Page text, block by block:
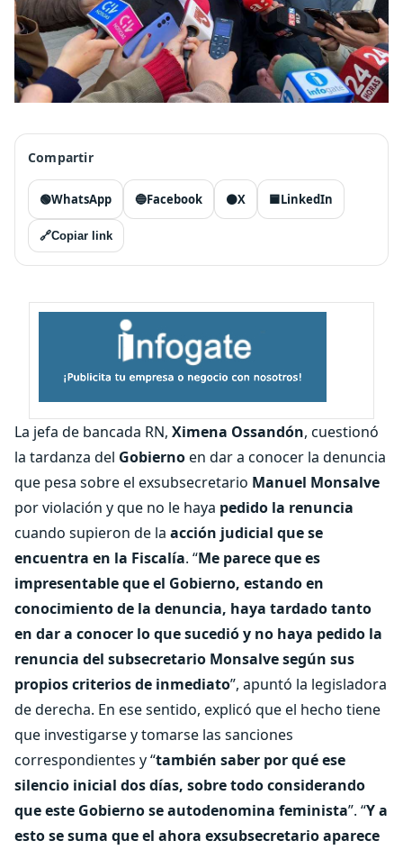
Compartir
🟢WhatsApp 🔵Facebook ⚫X 🟦LinkedIn
🔗Copiar link
La jefa de bancada RN, Ximena Ossandón, cuestionó
la tardanza del Gobiernoen dar a conocer la denuncia
que pesa sobre el exsubsecretario Manuel Monsalve
por violación y que no le haya pedido la renuncia
cuando supieron de la acción judicial que se
encuentra en la Fiscalía. “Me parece que es
impresentable que el Gobierno, estando en
conocimiento de la denuncia, haya tardado tanto
en dar a conocer lo que sucedió y no haya pedido la
renuncia del subsecretario Monsalve según sus
propios criterios de inmediato”, apuntó la legisladora
de derecha. En ese sentido, explicó que el hecho tiene
que investigarse y tomarse las sanciones
correspondientes y “también saber por qué ese
silencio inicial dos días, sobre todo considerando
que este Gobierno se autodenomina feminista”. “Y a
esto se suma que el ahora exsubsecretario aparece